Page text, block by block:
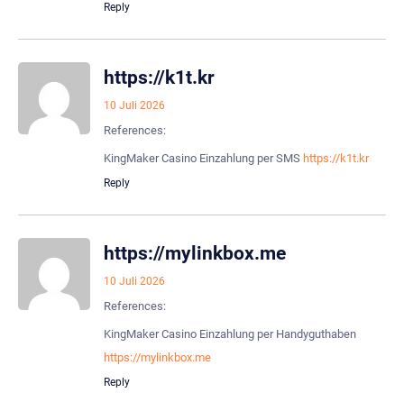
Reply
https://k1t.kr
10 Juli 2026
References:
KingMaker Casino Einzahlung per SMS https://k1t.kr
Reply
https://mylinkbox.me
10 Juli 2026
References:
KingMaker Casino Einzahlung per Handyguthaben
https://mylinkbox.me
Reply